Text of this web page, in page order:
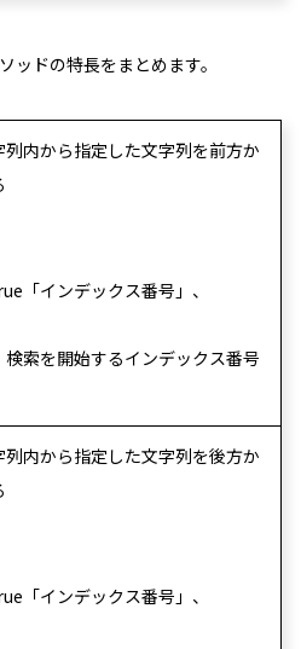
ッドの特長をまとめます。
列内から指定した文字列を前方か
「インデックス番号」、
検索を開始するインデックス番号
列内から指定した文字列を後方か
「インデックス番号」、